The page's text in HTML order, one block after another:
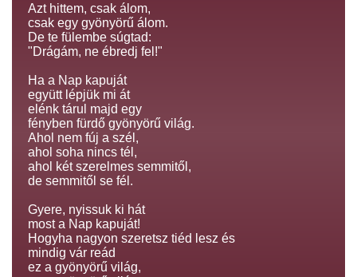
Azt hittem, csak álom,
csak egy gyönyörű álom.
De te fülembe súgtad:
"Drágám, ne ébredj fel!"
Ha a Nap kapuját
együtt lépjük mi át
elénk tárul majd egy
fényben fürdő gyönyörű világ.
Ahol nem fúj a szél,
ahol soha nincs tél,
ahol két szerelmes semmitől,
de semmitől se fél.
Gyere, nyissuk ki hát
most a Nap kapuját!
Hogyha nagyon szeretsz tiéd lesz és
mindig vár reád
ez a gyönyörű világ,